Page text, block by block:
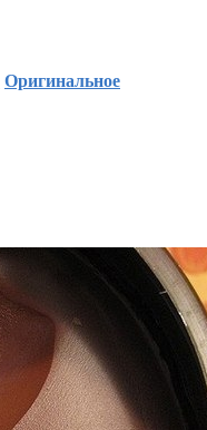
Оригинальное